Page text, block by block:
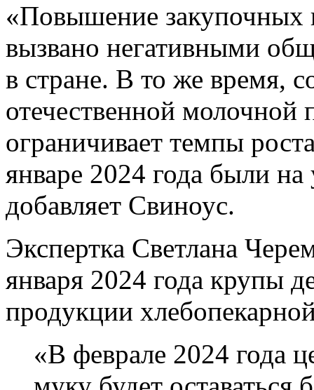
«Повышение закупочных
вызвано негативными
в стране. В то же время,
отечественной молочной
ограничивает темпы
январе 2024 года были
добавляет Свиноус.
Экспертка Светлана
января 2024 года крупы
продукции
«В феврале 2024 года